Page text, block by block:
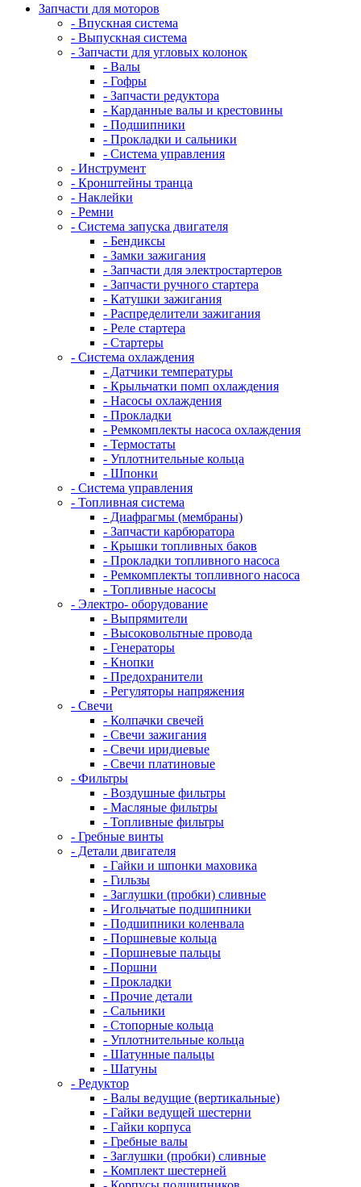
Запчасти для моторов
- Впускная система
- Выпускная система
- Запчасти для угловых колонок
- Валы
- Гофры
- Запчасти редуктора
- Карданные валы и крестовины
- Подшипники
- Прокладки и сальники
- Система управления
- Инструмент
- Кронштейны транца
- Наклейки
- Ремни
- Система запуска двигателя
- Бендиксы
- Замки зажигания
- Запчасти для электростартеров
- Запчасти ручного стартера
- Катушки зажигания
- Распределители зажигания
- Реле стартера
- Стартеры
- Система охлаждения
- Датчики температуры
- Крыльчатки помп охлаждения
- Насосы охлаждения
- Прокладки
- Ремкомплекты насоса охлаждения
- Термостаты
- Уплотнительные кольца
- Шпонки
- Система управления
- Топливная система
- Диафрагмы (мембраны)
- Запчасти карбюратора
- Крышки топливных баков
- Прокладки топливного насоса
- Ремкомплекты топливного насоса
- Топливные насосы
- Электро- оборудование
- Выпрямители
- Высоковольтные провода
- Генераторы
- Кнопки
- Предохранители
- Регуляторы напряжения
- Свечи
- Колпачки свечей
- Свечи зажигания
- Свечи иридиевые
- Свечи платиновые
- Фильтры
- Воздушные фильтры
- Масляные фильтры
- Топливные фильтры
- Гребные винты
- Детали двигателя
- Гайки и шпонки маховика
- Гильзы
- Заглушки (пробки) сливные
- Игольчатые подшипники
- Подшипники коленвала
- Поршневые кольца
- Поршневые пальцы
- Поршни
- Прокладки
- Прочие детали
- Сальники
- Стопорные кольца
- Уплотнительные кольца
- Шатунные пальцы
- Шатуны
- Редуктор
- Валы ведущие (вертикальные)
- Гайки ведущей шестерни
- Гайки корпуса
- Гребные валы
- Заглушки (пробки) сливные
- Комплект шестерней